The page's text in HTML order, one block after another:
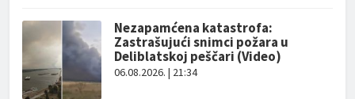
Nezapamćena katastrofa:
Zastrašujući snimci požara u
Deliblatskoj peščari (Video)
06.08.2026. | 21:34